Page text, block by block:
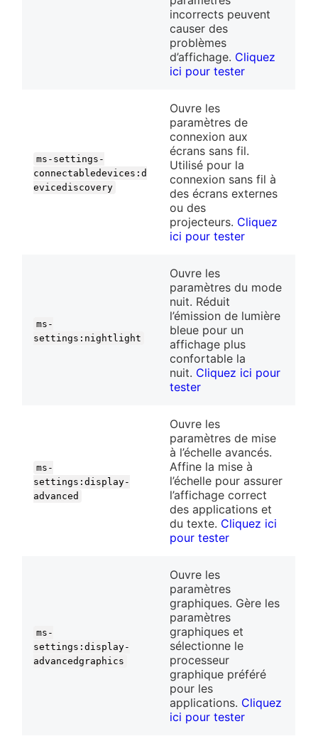
incorrects peuvent
causer des
problèmes
d’affichage. Cliquez
ici pour tester
ms-settings-
connectabledevices:d
evicediscovery
Ouvre les
paramètres de
connexion aux
écrans sans fil.
Utilisé pour la
connexion sans fil à
des écrans externes
ou des
projecteurs. Cliquez
ici pour tester
ms-
settings:nightlight
Ouvre les
paramètres du mode
nuit. Réduit
l’émission de lumière
bleue pour un
affichage plus
confortable la
nuit. Cliquez ici pour
tester
ms-
settings:display-
advanced
Ouvre les
paramètres de mise
à l’échelle avancés.
Affine la mise à
l’échelle pour assurer
l’affichage correct
des applications et
du texte. Cliquez ici
pour tester
ms-
settings:display-
advancedgraphics
Ouvre les
paramètres
graphiques. Gère les
paramètres
graphiques et
sélectionne le
processeur
graphique préféré
pour les
applications. Cliquez
ici pour tester